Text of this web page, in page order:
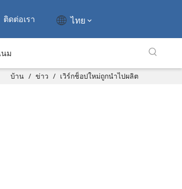
ติดต่อเรา ไทย
ม
บ้าน / ข่าว / เวิร์กช็อปใหม่ถูกนำไปผลิต